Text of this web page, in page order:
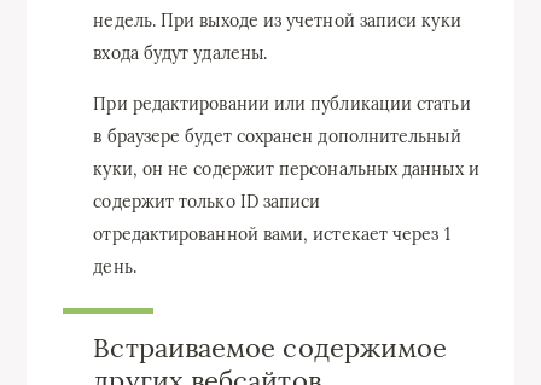
недель. При выходе из учетной записи куки
входа будут удалены.
При редактировании или публикации статьи
в браузере будет сохранен дополнительный
куки, он не содержит персональных данных и
содержит только ID записи
отредактированной вами, истекает через 1
день.
Встраиваемое содержимое